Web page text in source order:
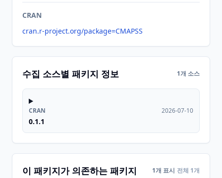
CRAN
cran.r-project.org/package=CMAPSS
수집 소스별 패키지 정보 1개 소스
CRAN
0.1.1
2026-07-10
이 패키지가 의존하는 패키지 1개 표시 전체 1개